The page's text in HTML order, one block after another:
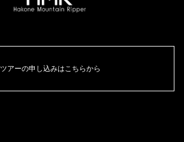
ツアーの申し込みはこちらから